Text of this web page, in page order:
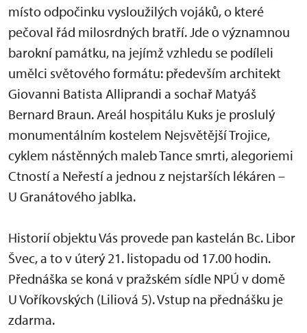
místo odpočinku vysloužilých vojáků, o které
pečoval řád milosrdných bratří. Jde o významnou
barokní památku, na jejímž vzhledu se podíleli
umělci světového formátu: především architekt
Giovanni Batista Alliprandi a sochař Matyáš
Bernard Braun. Areál hospitálu Kuks je proslulý
monumentálním kostelem Nejsvětější Trojice,
cyklem nástěnných maleb Tance smrti, alegoriemi
Ctností a Neřestí a jednou z nejstarších lékáren –
U Granátového jablka.
Historií objektu Vás provede pan kastelán Bc. Libor
Švec, a to v úterý 21. listopadu od 17.00 hodin.
Přednáška se koná v pražském sídle NPÚ v domě
U Voříkovských (Liliová 5). Vstup na přednášku je
zdarma.